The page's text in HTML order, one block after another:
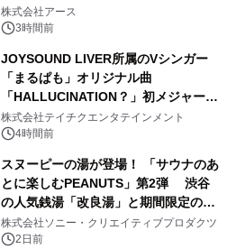
事例を株式会社アースが公開
株式会社アース
3時間前
JOYSOUND LIVER所属のVシンガー
「まるぱも」オリジナル曲
「HALLUCINATION？」初メジャー配
信リリース決定！
株式会社テイチクエンタテインメント
4時間前
スヌーピーの湯が登場！ 「サウナのあ
とに楽しむPEANUTS」第2弾 渋谷
の人気銭湯「改良湯」と期間限定のコ
ラボレーション サウナイキタイコラ
ボグッズも発売決定！
株式会社ソニー・クリエイティブプロダクツ
2日前